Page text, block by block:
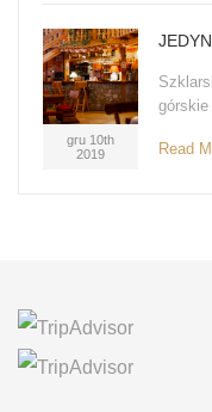
gru 10th
2019
górskie
Read